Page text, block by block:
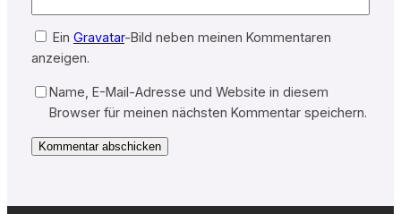
Ein Gravatar-Bild neben meinen Kommentaren
anzeigen.
Name, E-Mail-Adresse und Website in diesem
Browser für meinen nächsten Kommentar speichern.